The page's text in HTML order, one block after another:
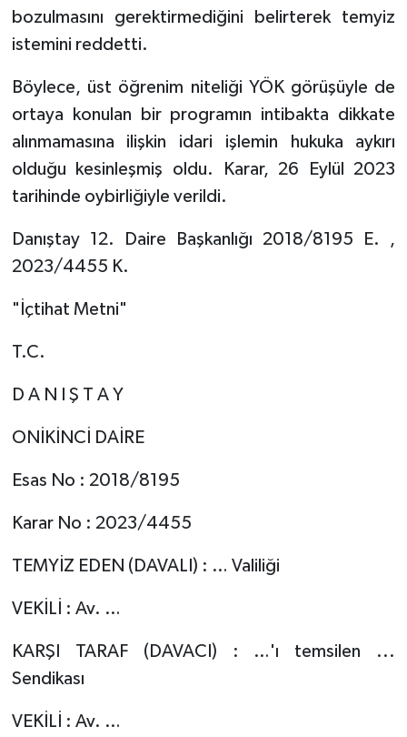
bozulmasını gerektirmediğini belirterek temyiz
istemini reddetti.
Böylece, üst öğrenim niteliği YÖK görüşüyle de
ortaya konulan bir programın intibakta dikkate
alınmamasına ilişkin idari işlemin hukuka aykırı
olduğu kesinleşmiş oldu. Karar, 26 Eylül 2023
tarihinde oybirliğiyle verildi.
Danıştay 12. Daire Başkanlığı 2018/8195 E. ,
2023/4455 K.
"İçtihat Metni"
T.C.
D A N I Ş T A Y
ONİKİNCİ DAİRE
Esas No : 2018/8195
Karar No : 2023/4455
TEMYİZ EDEN (DAVALI) : … Valiliği
VEKİLİ : Av. …
KARŞI TARAF (DAVACI) : …'ı temsilen ...
Sendikası
VEKİLİ : Av. …